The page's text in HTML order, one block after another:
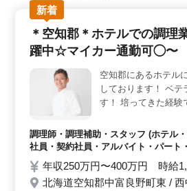
新着
＊空知郡＊ホテルでの調理
躍中☆マイカー通勤可◯〜
空知郡にあるホテル
しております！ ベテ
す！ 培ってきた経験
り付け ・仕込み ・
店内清掃 ・調理補助
用実績あり ・マイカ
募お待ちしておりま
調理師・調理補助・スタッフ (ホテル
社員・契約社員・アルバイト・パート
年収250万円〜400万円 時給
北海道空知郡中富良野町東 / 西